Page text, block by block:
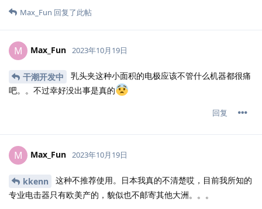
Max_Fun 回复了此帖
M Max_Fun 2023年10月19日
干潮开发中
乳头夹这种小面积的电极应该不管什么机器都很痛
吧。。不过幸好没出事是真的
回复
M Max_Fun 2023年10月19日
kkenn
这种不推荐使用。日本我真的不清楚哎，目前我所知的
专业电击器只有欧美产的，貌似也不邮寄其他大洲。。。